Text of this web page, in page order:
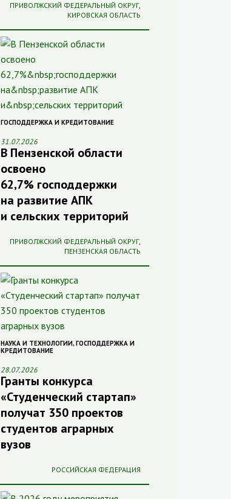
ПРИВОЛЖСКИЙ ФЕДЕРАЛЬНЫЙ ОКРУГ,
КИРОВСКАЯ ОБЛАСТЬ
ГОСПОДДЕРЖКА И КРЕДИТОВАНИЕ
31.07.2026
В Пензенской области
освоено
62,7% господдержки
на развитие АПК
и сельских территорий
ПРИВОЛЖСКИЙ ФЕДЕРАЛЬНЫЙ ОКРУГ,
ПЕНЗЕНСКАЯ ОБЛАСТЬ
НАУКА И ТЕХНОЛОГИИ,ГОСПОДДЕРЖКА И
КРЕДИТОВАНИЕ
28.07.2026
Гранты конкурса
«Студенческий стартап»
получат 350 проектов
студентов аграрных
вузов
РОССИЙСКАЯ ФЕДЕРАЦИЯ